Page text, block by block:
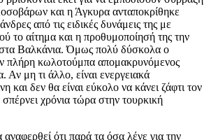
και η Άγκυρα ανταποκρίθηκε
από τις ειδικές δυνάμεις της με
το αίτημα και η προθυμοποίησή της την
στα Βαλκάνια. Όμως πολύ δύσκολα ο
πλήρη κωλοτούμπα απομακρυνόμενος
Αν μη τι άλλο, είναι ενεργειακά
και δεν θα είναι εύκολο να κάνει ζάφτι τον
χρόνια τώρα στην τουρκική
ότι παρά τα όσα λένε για την